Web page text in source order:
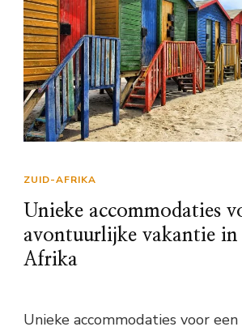
ZUID-AFRIKA
Unieke accommodaties
avontuurlijke vakantie
Afrika
Unieke accommodaties voor